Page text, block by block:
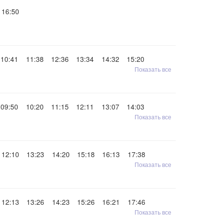
16:50
10:41 11:38 12:36 13:34 14:32
15:20
Показать все
09:50 10:20 11:15 12:11 13:07
14:03
Показать все
12:10 13:23 14:20 15:18 16:13
17:38
Показать все
12:13 13:26 14:23 15:26 16:21
17:46
Показать все